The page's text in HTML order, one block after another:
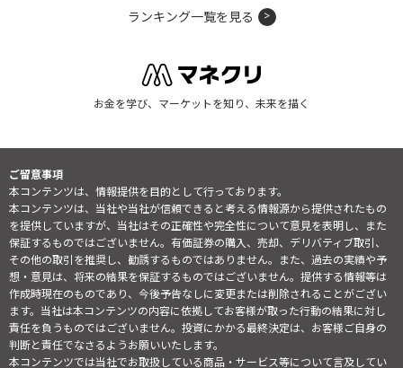
ランキング一覧を見る
お金を学び、マーケットを知り、未来を描く
ご留意事項
本コンテンツは、情報提供を目的として行っております。
本コンテンツは、当社や当社が信頼できると考える情報源から提供されたもの
を提供していますが、当社はその正確性や完全性について意見を表明し、また
保証するものではございません。有価証券の購入、売却、デリバティブ取引、
その他の取引を推奨し、勧誘するものではありません。また、過去の実績や予
想・意見は、将来の結果を保証するものではございません。提供する情報等は
作成時現在のものであり、今後予告なしに変更または削除されることがござい
ます。当社は本コンテンツの内容に依拠してお客様が取った行動の結果に対し
責任を負うものではございません。投資にかかる最終決定は、お客様ご自身の
判断と責任でなさるようお願いいたします。
本コンテンツでは当社でお取扱している商品・サービス等について言及してい